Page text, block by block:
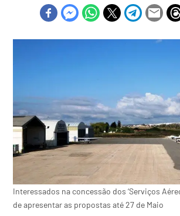
Interessados na concessão dos ‘Serviços
de apresentar as propostas até 27 de Maio